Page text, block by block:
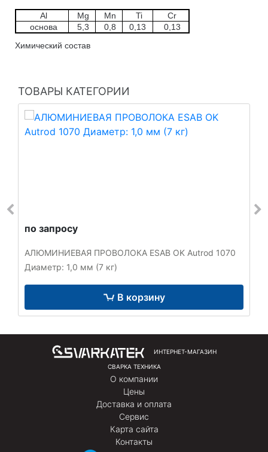
Химический состав
Al Mg Mn Ti
Cr
основа
5,3 0,8 0,13 0,13
ТОВАРЫ КАТЕГОРИИ
по запросу
АЛЮМИНИЕВАЯ ПРОВОЛОКА ESAB OK Autrod 1070
Диаметр: 1,0 мм (7 кг)
В корзину
ИНТЕРНЕТ-МАГАЗИН
СВАРКА ТЕХНИКА
О компании
Цены
Доставка и оплата
Сервис
Карта сайта
Контакты